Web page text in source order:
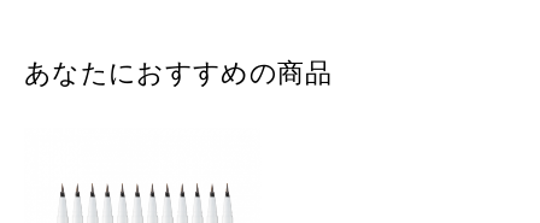
あなたにおすすめの商品